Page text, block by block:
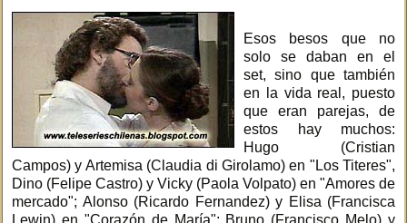
Esos besos que no
solo se daban en el
set, sino que también
en la vida real, puesto
que eran parejas, de
estos hay muchos:
Hugo (Cristian
Campos) y Artemisa (Claudia di Girolamo) en "Los Titeres",
Dino (Felipe Castro) y Vicky (Paola Volpato) en "Amores de
mercado"; Alonso (Ricardo Fernandez) y Elisa (Francisca
Lewin) en "Corazón de María"; Bruno (Francisco Melo) y